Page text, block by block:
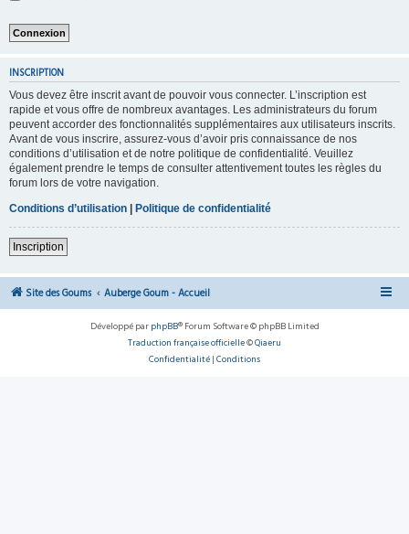
INSCRIPTION
Vous devez être inscrit avant de pouvoir vous connecter. L’inscription est
rapide et vous offre de nombreux avantages. Les administrateurs du forum
peuvent accorder des fonctionnalités supplémentaires aux utilisateurs inscrits.
Avant de vous inscrire, assurez-vous d’avoir pris connaissance de nos
conditions d’utilisation et de notre politique de confidentialité. Veuillez
également prendre le temps de consulter attentivement toutes les règles du
forum lors de votre navigation.
Conditions d’utilisation | Politique de confidentialité
Inscription
Site des Goums Auberge Goum - Accueil
Développé par phpBB® Forum Software © phpBB Limited
Traduction française officielle©Qiaeru
Confidentialité | Conditions